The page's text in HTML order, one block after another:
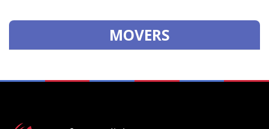
MOVERS